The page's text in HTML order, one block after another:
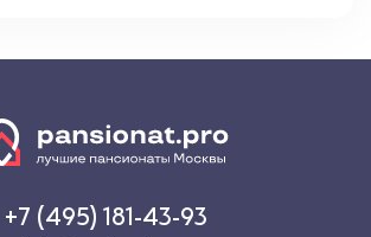
+7 (495) 181-43-93